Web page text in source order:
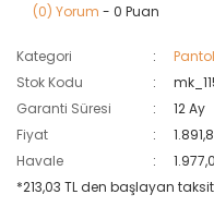
(0) Yorum - 0 Puan
Kategori
Stok Kodu
Garanti Süresi
12 Ay
Fiyat
Havale
*213,03 TL den başlayan